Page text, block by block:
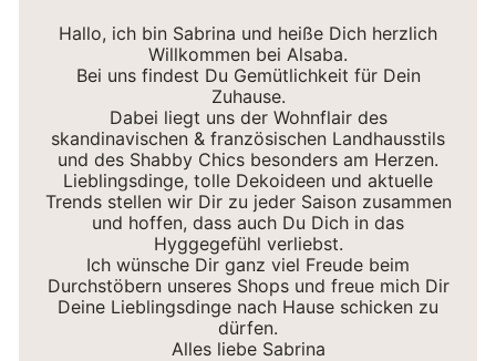
Hallo, ich bin Sabrina und heiße Dich herzlich
Willkommen bei Alsaba.
Bei uns findest Du Gemütlichkeit für Dein
Zuhause.
Dabei liegt uns der Wohnflair des
skandinavischen & französischen Landhausstils
und des Shabby Chics besonders am Herzen.
Lieblingsdinge, tolle Dekoideen und aktuelle
Trends stellen wir Dir zu jeder Saison zusammen
und hoffen, dass auch Du Dich in das
Hyggegefühl verliebst.
Ich wünsche Dir ganz viel Freude beim
Durchstöbern unseres Shops und freue mich Dir
Deine Lieblingsdinge nach Hause schicken zu
dürfen.
Alles liebe Sabrina